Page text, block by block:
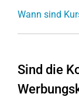
Wann sind
Sind die